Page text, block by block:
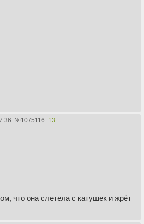
№1075116 13
что она слетела с катушек и жрёт